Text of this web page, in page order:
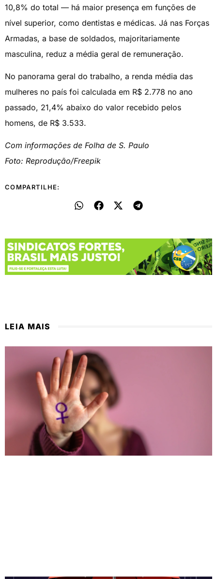
10,8% do total — há maior presença em funções de
nível superior, como dentistas e médicas. Já nas Forças
Armadas, a base de soldados, majoritariamente
masculina, reduz a média geral de remuneração.
No panorama geral do trabalho, a renda média das
mulheres no país foi calculada em R$ 2.778 no ano
passado, 21,4% abaixo do valor recebido pelos
homens, de R$ 3.533.
Com informações de Folha de S. Paulo
Foto: Reprodução/Freepik
COMPARTILHE:
LEIA MAIS